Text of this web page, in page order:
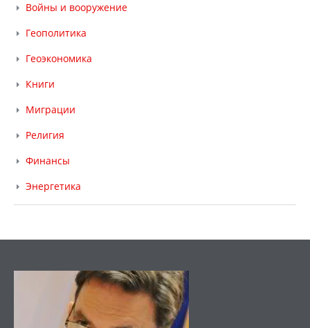
Войны и вооружение
Геополитика
Геоэкономика
Книги
Миграции
Религия
Финансы
Энергетика